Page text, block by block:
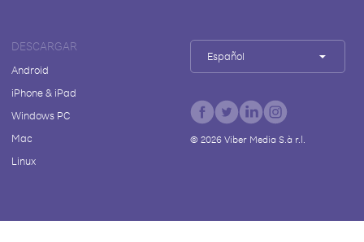
DESCARGAR
Android
iPhone & iPad
Windows PC
Mac
Linux
Español
© 2026Viber Media S.à r.l.